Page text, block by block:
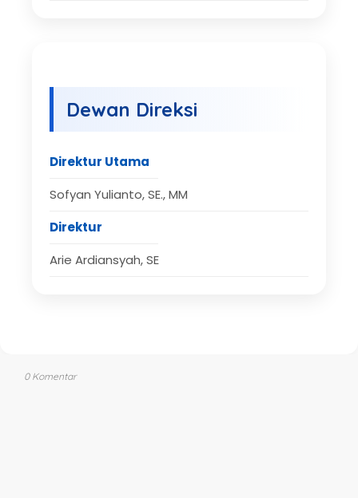
Dewan Direksi
Direktur Utama
Sofyan Yulianto, SE., MM
Direktur
Arie Ardiansyah, SE
0 Komentar